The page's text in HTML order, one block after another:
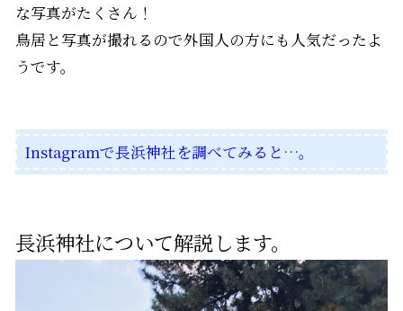
な写真がたくさん！
鳥居と写真が撮れるので外国人の方にも人気だったよ
うです。
Instagramで長浜神社を調べてみると…。
長浜神社について解説します。